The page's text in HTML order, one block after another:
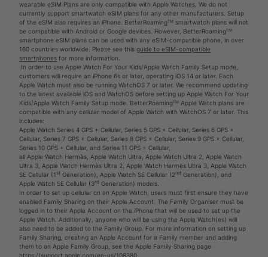
wearable eSIM Plans are only compatible with Apple Watches. We do not
currently support smartwatch eSIM plans for any other manufacturers. Setup
of the eSIM also requires an iPhone. BetterRoamingᵀᴹ smartwatch plans will not
be compatible with Android or Google devices. However, BetterRoamingᵀᴹ
smartphone eSIM plans can be used with any eSIM-compatible phone, in over
160 countries worldwide. Please see this guide to eSIM-compatible
smartphones for more information.
In order to use Apple Watch For Your Kids/Apple Watch Family Setup mode,
customers will require an iPhone 6s or later, operating iOS 14 or later. Each
Apple Watch must also be running WatchOS 7 or later. We recommend updating
to the latest available iOS and WatchOS before setting up Apple Watch For Your
Kids/Apple Watch Family Setup mode. BetterRoamingᵀᴹ Apple Watch plans are
compatible with any cellular model of Apple Watch with WatchOS 7 or later. This
includes:
Apple Watch Series 4 GPS + Cellular, Series 5 GPS + Cellular, Series 6 GPS +
Cellular, Series 7 GPS + Cellular, Series 8 GPS + Cellular, Series 9 GPS + Cellular,
Series 10 GPS + Cellular, and Series 11 GPS + Cellular,
all Apple Watch Hermès, Apple Watch Ultra, Apple Watch Ultra 2, Apple Watch
Ultra 3, Apple Watch Hermès Ultra 2, Apple Watch Hermès Ultra 3, Apple Watch
SE Cellular (1 st Generation), Apple Watch SE Cellular (2nd Generation), and
Apple Watch SE Cellular (3rd Generation) models.
In order to set up cellular on an Apple Watch, users must first ensure they have
enabled Family Sharing on their Apple Account. The Family Organiser must be
logged in to their Apple Account on the iPhone that will be used to set up the
Apple Watch. Additionally, anyone who will be using the Apple Watch(es) will
also need to be added to the Family Group. For more information on setting up
Family Sharing, creating an Apple Account for a Family member and adding
them to an Apple Family Group, see the Apple Family Sharing page
https://support.apple.com/en-us/108380.